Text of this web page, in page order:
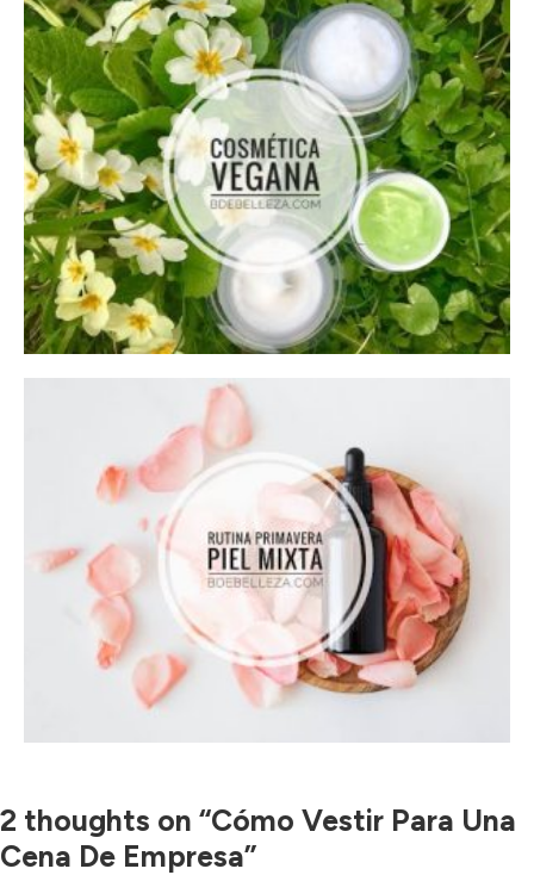
2 thoughts on “Cómo Vestir Para Una
Cena De Empresa”